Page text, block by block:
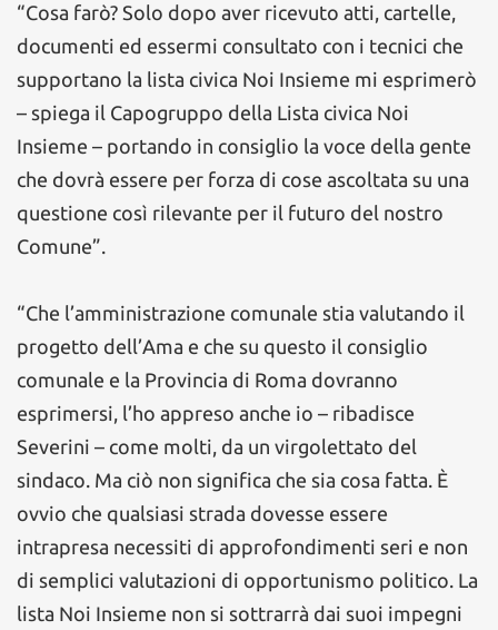
“Cosa farò? Solo dopo aver ricevuto atti, cartelle,
documenti ed essermi consultato con i tecnici che
supportano la lista civica Noi Insieme mi esprimerò
– spiega il Capogruppo della Lista civica Noi
Insieme – portando in consiglio la voce della gente
che dovrà essere per forza di cose ascoltata su una
questione così rilevante per il futuro del nostro
Comune”.
“Che l’amministrazione comunale stia valutando il
progetto dell’Ama e che su questo il consiglio
comunale e la Provincia di Roma dovranno
esprimersi, l’ho appreso anche io – ribadisce
Severini – come molti, da un virgolettato del
sindaco. Ma ciò non significa che sia cosa fatta. È
ovvio che qualsiasi strada dovesse essere
intrapresa necessiti di approfondimenti seri e non
di semplici valutazioni di opportunismo politico. La
lista Noi Insieme non si sottrarrà dai suoi impegni